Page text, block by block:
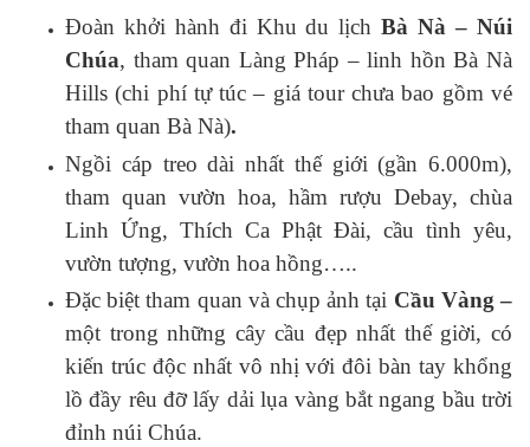
Đoàn khởi hành đi Khu du lịchBà Nà – Núi
Chúa, tham quan Làng Pháp – linh hồn Bà Nà
Hills (chi phí tự túc – giá tour chưa bao gồm vé
tham quan Bà Nà).
Ngồi cáp treo dài nhất thế giới (gần 6.000m),
tham quan vườn hoa, hầm rượu Debay, chùa
Linh Ứng, Thích Ca Phật Đài, cầu tình yêu,
vườn tượng, vườn hoa hồng…..
Đặc biệt tham quan và chụp ảnh tại Cầu Vàng –
một trong những cây cầu đẹp nhất thế giời, có
kiến trúc độc nhất vô nhị với đôi bàn tay khổng
lồ đầy rêu đỡ lấy dải lụa vàng bắt ngang bầu trời
đỉnh núi Chúa.